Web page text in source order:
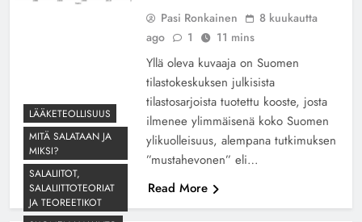
Pasi Ronkainen
8 kuukautta
ago
1 11 mins
Yllä oleva kuvaaja on Suomen
tilastokeskuksen julkisista
tilastosarjoista tuotettu kooste, josta
ilmenee ylimmäisenä koko Suomen
ylikuolleisuus, alempana tutkimuksen
”mustahevonen” eli…
Read More
LÄÄKETEOLLISUUS
MITÄ SALATAAN JA
MIKSI?
SALALIITOT,
SALALIITTOTEORIAT
JA TEOREETIKOT